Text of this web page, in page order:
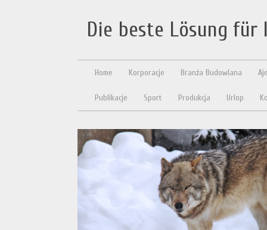
Die beste Lösung für
Home Korporacje Branża Budowlana
Publikacje Sport Produkcja Urlop